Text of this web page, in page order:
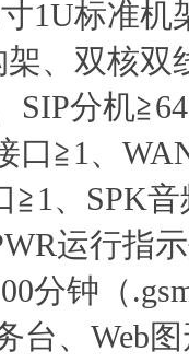
1U标准
、双核双
SIP分机
口≧1、
≧1、SPK
运行指
分钟（
台、Web